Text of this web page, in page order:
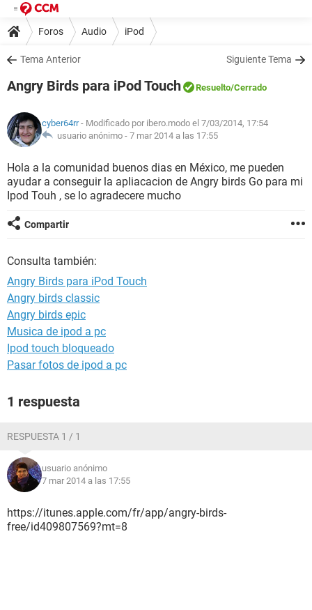
Foros Audio iPod
Tema Anterior Siguiente Tema
Angry Birds para iPod Touch Resuelto/Cerrado
cyber64rr- Modificado por ibero.modo el 7/03/2014, 17:54
usuario anónimo - 7 mar 2014 a las 17:55
Hola a la comunidad buenos dias en México, me pueden
ayudar a conseguir la apliacacion de Angry birds Go para mi
Ipod Touh , se lo agradecere mucho
Compartir
Consulta también:
Angry Birds para iPod Touch
Angry birds classic
Angry birds epic
Musica de ipod a pc
Ipod touch bloqueado
Pasar fotos de ipod a pc
1 respuesta
RESPUESTA 1 / 1
usuario anónimo
7 mar 2014 a las 17:55
https://itunes.apple.com/fr/app/angry-birds-
free/id409807569?mt=8